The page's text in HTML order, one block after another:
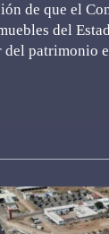
de que el
del
patrimonio